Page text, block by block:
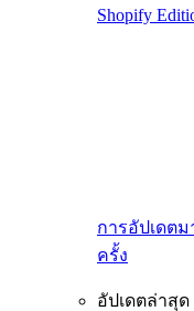
Shopify
การอัปเดตม
ครั้ง
อัปเดตล่าสุด